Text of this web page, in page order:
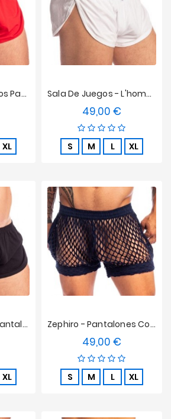
Sala De Juegos - Los Pantalones Cortos De Striptease L'homme Invisible - Rojo
XL
Sala De Juegos - L'homme Invisible Pantalones Cortos De Striptease - Blancos
49,00 €
S M L XL
Sala De Juegos - Pantalones Cortos De Striptease Del L'homme Invisible - Black
XL
Zephiro - Pantalones Cortos Azul Marino L'Homme Invisible
49,00 €
S M L XL